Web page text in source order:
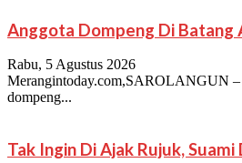
Anggota Dompeng Di Batang
Rabu, 5 Agustus 2026
Merangintoday.com,SAROLANGUN –
dompeng...
Tak Ingin Di Ajak Rujuk,